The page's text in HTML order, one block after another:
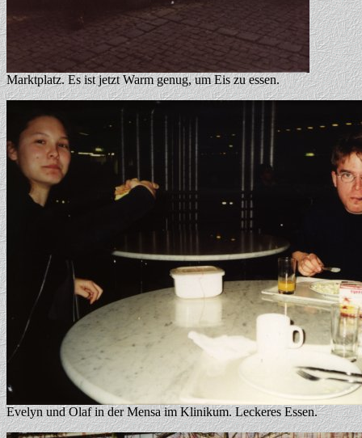
Marktplatz. Es ist jetzt Warm genug, um Eis zu essen.
Evelyn und Olaf in der Mensa im Klinikum. Leckeres Essen.